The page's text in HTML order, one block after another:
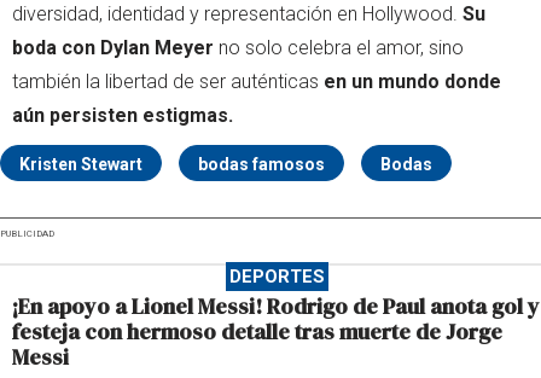
diversidad, identidad y representación en Hollywood. Su
boda con Dylan Meyer no solo celebra el amor, sino
también la libertad de ser auténticas en un mundo donde
aún persisten estigmas.
Kristen Stewart bodas famosos Bodas
PUBLICIDAD
DEPORTES
¡En apoyo a Lionel Messi! Rodrigo de Paul anota gol y
festeja con hermoso detalle tras muerte de Jorge
Messi